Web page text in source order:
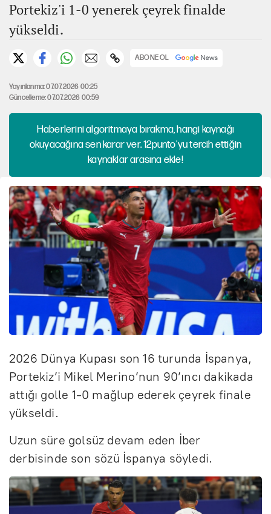
Portekiz'i 1-0 yenerek çeyrek finalde
yükseldi.
ABONE OL
Yayınlanma: 07.07.2026 00:25
Güncelleme: 07.07.2026 00:59
Haberlerini algoritmaya bırakma, hangi kaynağı
okuyacağına sen karar ver. 12punto'yu tercih ettiğin
kaynaklar arasına ekle!
2026 Dünya Kupası son 16 turunda İspanya,
Portekiz’i Mikel Merino’nun 90’ıncı dakikada
attığı golle 1-0 mağlup ederek çeyrek finale
yükseldi.
Uzun süre golsüz devam eden İber
derbisinde son sözü İspanya söyledi.